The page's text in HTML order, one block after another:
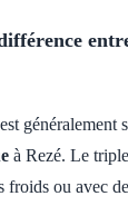
est généralement
à Rezé. Le
froids ou avec